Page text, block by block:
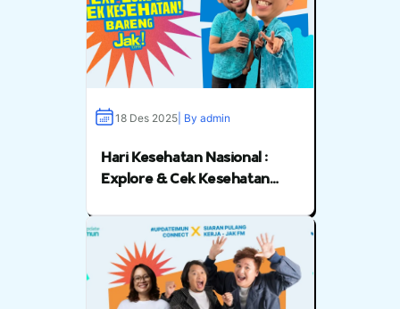
18 Des 2025 | By admin
Hari Kesehatan Nasional :
Explore & Cek Kesehatan